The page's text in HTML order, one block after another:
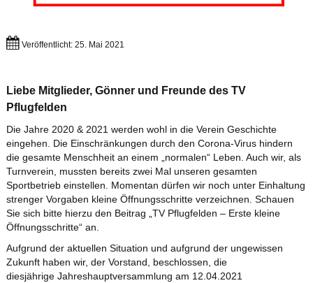
Veröffentlicht: 25. Mai 2021
Liebe Mitglieder, Gönner und Freunde des TV
Pflugfelden
Die Jahre 2020 & 2021 werden wohl in die Verein Geschichte
eingehen. Die Einschränkungen durch den Corona-Virus hindern
die gesamte Menschheit an einem „normalen“ Leben. Auch wir, als
Turnverein, mussten bereits zwei Mal unseren gesamten
Sportbetrieb einstellen. Momentan dürfen wir noch unter Einhaltung
strenger Vorgaben kleine Öffnungsschritte verzeichnen. Schauen
Sie sich bitte hierzu den Beitrag „TV Pflugfelden – Erste kleine
Öffnungsschritte“ an.
Aufgrund der aktuellen Situation und aufgrund der ungewissen
Zukunft haben wir, der Vorstand, beschlossen, die
diesjährige Jahreshauptversammlung am 12.04.2021